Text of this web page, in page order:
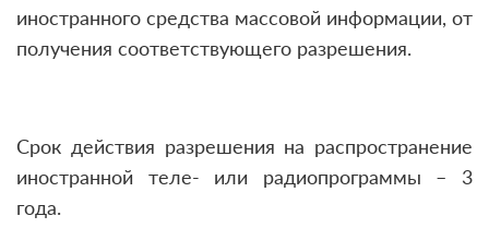
иностранного средства массовой информации, от
получения соответствующего разрешения.
Срок действия разрешения на распространение
иностранной теле- или радиопрограммы – 3
года.